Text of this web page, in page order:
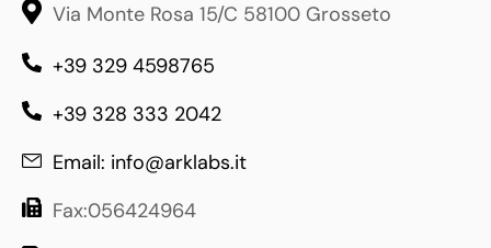
Via Monte Rosa 15/C 58100 Grosseto
+39 329 4598765
+39 328 333 2042
Email: info@arklabs.it
Fax:056424964